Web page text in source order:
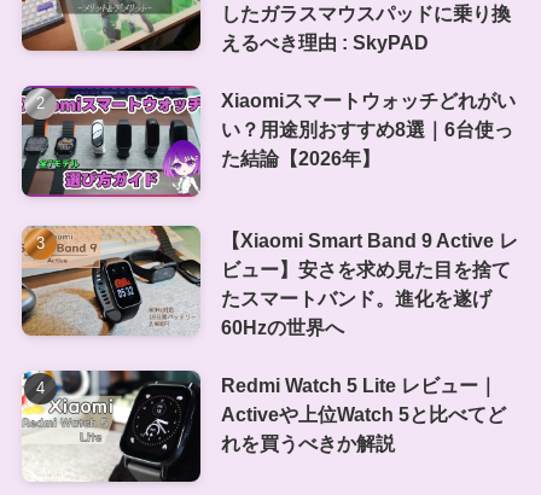
したガラスマウスパッドに乗り換
えるべき理由 : SkyPAD
Xiaomiスマートウォッチどれがい
い？用途別おすすめ8選｜6台使っ
た結論【2026年】
【Xiaomi Smart Band 9 Active レ
ビュー】安さを求め見た目を捨て
たスマートバンド。進化を遂げ
60Hzの世界へ
Redmi Watch 5 Lite レビュー｜
Activeや上位Watch 5と比べてど
れを買うべきか解説